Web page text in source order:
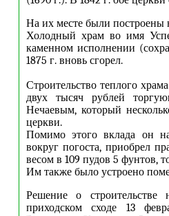
На их месте были построены
Холодный храм во имя
каменном исполнении
1875 г. вновь сгорел.
Строительство теплого
двух тысяч рублей
Нечаевым, который
церкви.
Помимо этого вклада он
вокруг погоста, приобрел
весом в 109 пудов 5 фунтов,
Им также было устроено
Решение о
приходском сходе 13